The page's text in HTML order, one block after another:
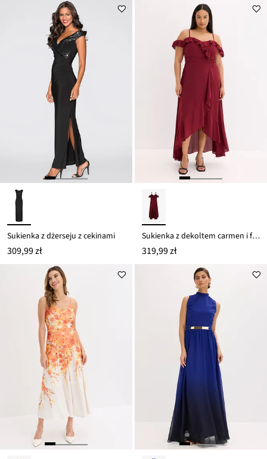
Sukienka z dżerseju z cekinami
309,99 zł
Sukienka z dekoltem carmen i falbanami
319,99 zł